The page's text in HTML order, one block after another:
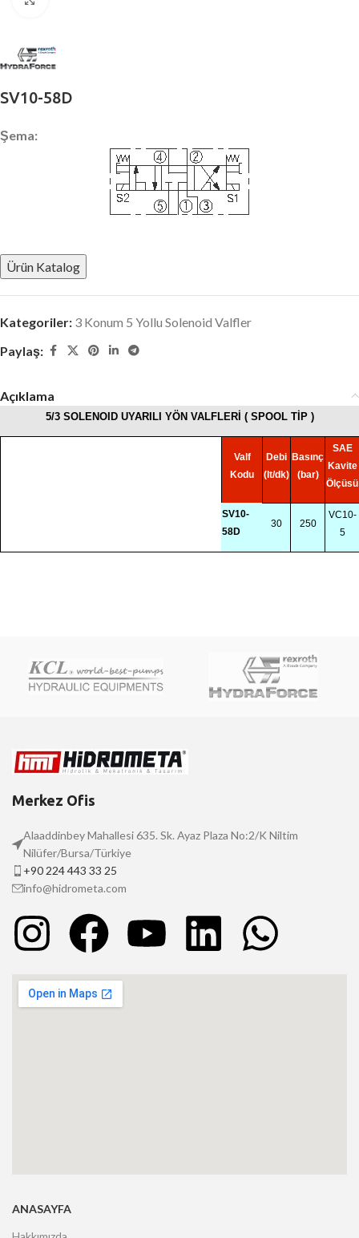
SV10-58D
Şema:
Ürün Katalog
Kategoriler: 3 Konum 5 Yollu Solenoid Valfler
Paylaş:
Açıklama
5/3 SOLENOID UYARILI YÖN VALFLERİ ( SPOOL TİP )
Valf
Kodu
Debi
(lt/dk)
Basınç
(bar)
SAE
Kavite
Ölçüsü
SV10-
58D
30 250
VC10-
5
Merkez Ofis
Alaaddinbey Mahallesi 635. Sk. Ayaz Plaza No:2/K Niltim
Nilüfer/Bursa/Türkiye
+90 224 443 33 25
info@hidrometa.com
ANASAYFA